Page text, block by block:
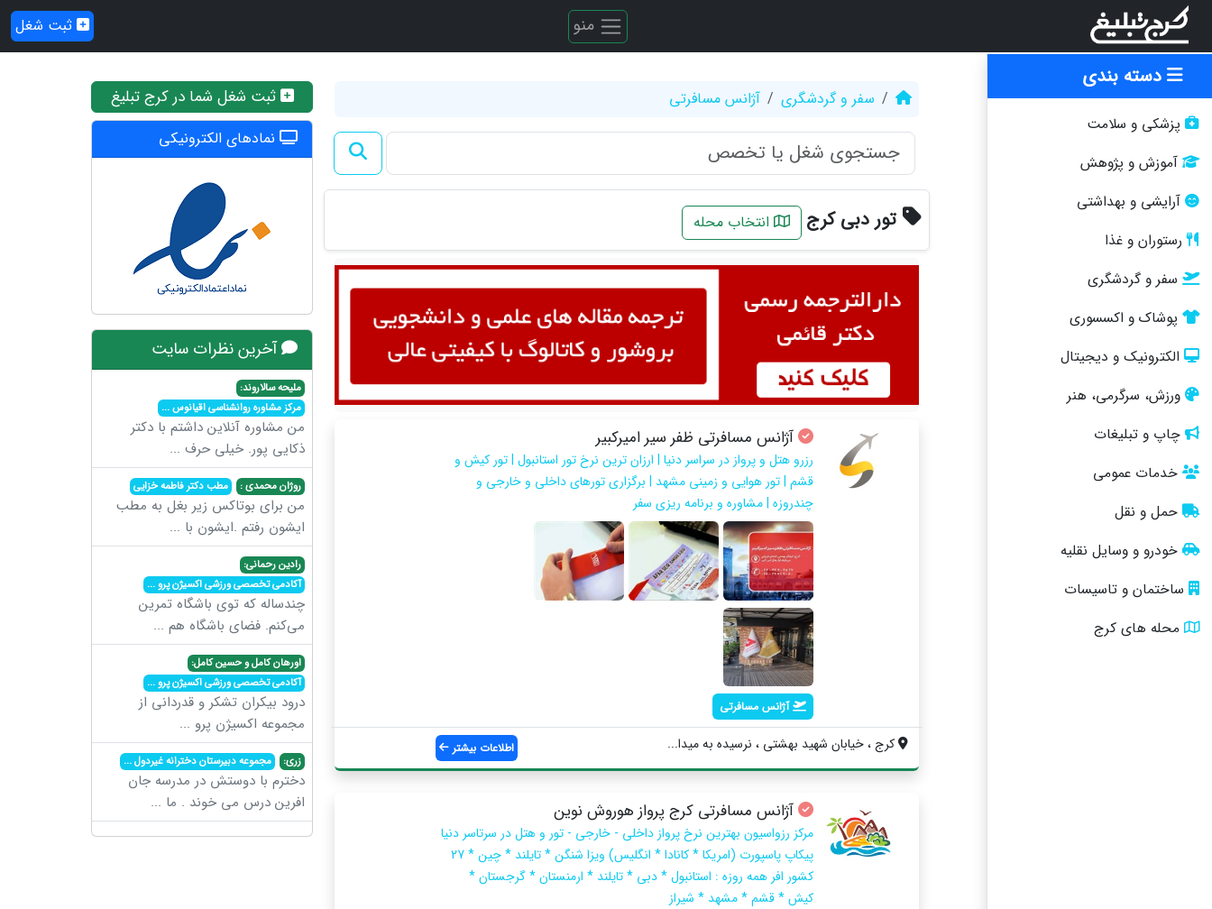
منو ثبت شغل
دسته بندی
پزشکی و سلامت
آموزش و پژوهش
آرایشی و بهداشتی
رستوران و غذا
سفر و گردشگری
پوشاک و اکسسوری
الکترونیک و دیجیتال
ورزش، سرگرمی، هنر
چاپ و تبلیغات
خدمات عمومی
حمل و نقل
خودرو و وسایل نقلیه
ساختمان و تاسیسات
محله های کرج
سفر و گردشگری آژانس مسافرتی
تور دبی کرج انتخاب محله
آژانس مسافرتی ظفر سیر امیرکبیر
رزرو هتل و پرواز در سراسر دنیا | ارزان ترین نرخ تور استانبول | تور کیش و
قشم | تور هوایی و زمینی مشهد | برگزاری تورهای داخلی و خارجی و
چندروزه | مشاوره و برنامه ریزی سفر
آژانس مسافرتی
کرج ، خیابان شهید بهشتی ، نرسیده به میدا... اطلاعات بیشتر
آژانس مسافرتی کرج پرواز هوروش نوین
مرکز رزواسیون بهترین نرخ پرواز داخلی - خارجی - تور و هتل در سرتاسر دنیا
پیکاپ پاسپورت (امریکا * کانادا * انگلیس) ویزا شنگن * تایلند * چین * 27
کشور افر همه روزه : استانبول * دبی * تایلند * ارمنستان * گرجستان *
کیش * قشم * مشهد * شیراز
ثبت شغل شما در کرج تبلیغ
نمادهای الکترونیکی
آخرین نظرات سایت
ملیحه سالاروند:
مرکز مشاوره روانشناسی اقیانوس...
من مشاوره آنلاین داشتم با دکتر
ذکایی پور. خیلی حرف ...
روژان محمدی : مطب دکتر فاطمه خزایی
من برای بوتاکس زیر بغل به مطب
ایشون رفتم .ایشون با ...
رادین رحمانی:
آکادمی تخصصی ورزشی اکسیژن پرو...
چندساله که توی باشگاه تمرین
می‌کنم. فضای باشگاه هم ...
اورهان کامل و حسین کامل:
آکادمی تخصصی ورزشی اکسیژن پرو...
درود بیکران تشکر و قدردانی از
مجموعه اکسیژن پرو ...
زری: مجموعه دبیرستان دخترانه غیردول...
دخترم با دوستش در مدرسه جان
افرین درس می خوند . ما ...